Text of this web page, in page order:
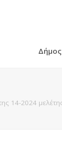
Δήμος
14-2024